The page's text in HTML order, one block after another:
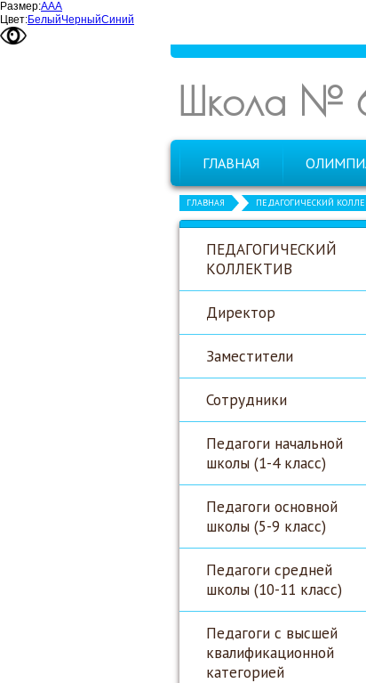
Размер:ААА
Цвет:БелыйЧерныйСиний
Школа №
ГЛАВНАЯ
ГЛАВНАЯ ПЕДАГОГИЧЕСКИЙ
ПЕДАГОГИЧЕСКИЙ
КОЛЛЕКТИВ
Директор
Заместители
Сотрудники
Педагоги начальной
школы (1-4 класс)
Педагоги основной
школы (5-9 класс)
Педагоги средней
школы (10-11 класс)
Педагоги с высшей
квалификационной
категорией